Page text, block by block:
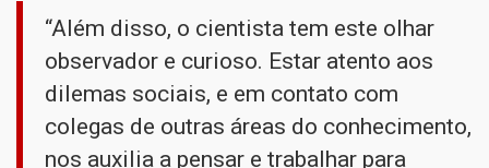
“Além disso, o cientista tem este olhar
observador e curioso. Estar atento aos
dilemas sociais, e em contato com
colegas de outras áreas do conhecimento,
nos auxilia a pensar e trabalhar para